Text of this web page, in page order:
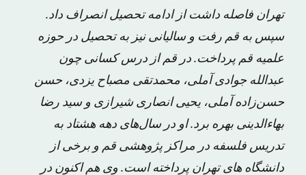
تهران فاصله داشت از ادامه تحصیل انصراف داد.
سپس به قم رفت و سالیانی نیز به تحصیل در حوزه
علمیه قم پرداخت. در قم از درس کسانی چون
عبدالله جوادی آملی، محمدتقی مصباح یزدی، حسن
حسن‌زاده آملی، یحیی انصاری شیرازی و سید رضا
بهاءالدینی بهره برد. او در سال‌های دهه هشتاد به
تدریس فلسفه در مراکز پژوهشی قم و برخی از
دانشگاه ‌های تهران پرداخته است. وی هم اکنون در